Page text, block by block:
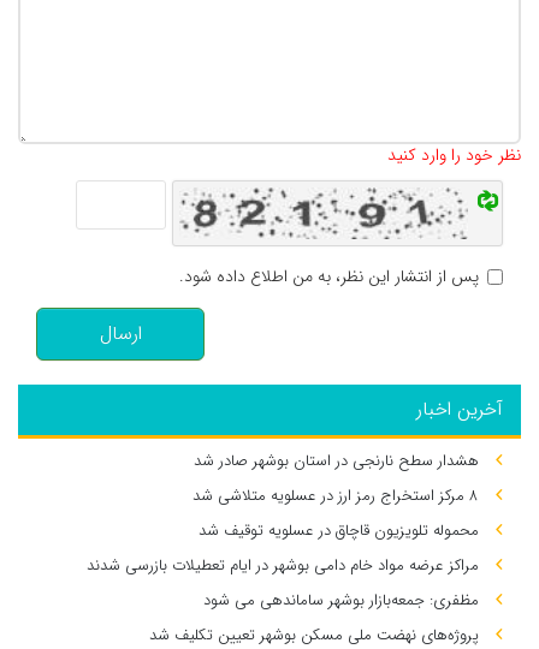
نظر خود را وارد کنید
پس از انتشار این نظر، به من اطلاع داده شود.
ارسال
آخرین اخبار
هشدار سطح نارنجی در استان بوشهر صادر شد
۸ مرکز استخراج رمز ارز در عسلویه متلاشی شد
محموله تلویزیون قاچاق در عسلویه توقیف شد
مراکز عرضه مواد خام دامی بوشهر در ایام تعطیلات بازرسی شدند
مظفری: جمعه‌بازار بوشهر ساماندهی می‌ شود
پروژه‌های نهضت ملی مسکن بوشهر تعیین تکلیف شد